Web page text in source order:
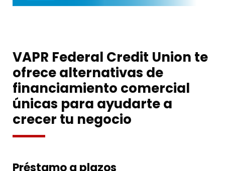
VAPR Federal Credit Union te
ofrece alternativas de
financiamiento comercial
únicas para ayudarte a
crecer tu negocio
Préstamo a plazos